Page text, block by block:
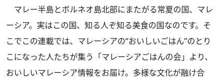
マレー半島とボルネオ島北部にまたがる常夏の国、マレ
ーシア。実はこの国、知る人ぞ知る美食の国なのです。そ
こでこの連載では、マレーシアの“おいしいごはん”のとり
こになった人たちが集う「マレーシアごはんの会」より、
おいしいマレーシア情報をお届け。多様な文化が融け合